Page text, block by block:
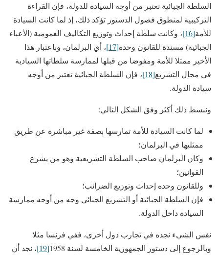
السلطة الجبائية تعتبر من أوجه السيادة للدولة، فإن القراءة
التركيبية لمنطوق فصول الدستور تؤكد ذلك، إذ لما كانت السيادة
للأمة[16]
، وكانت سلطة إحداث وتوزيع التكاليف العمومية (الأعباء
الجبائية) مسندة للقانون وحده[17]
، أي البرلمان، وباعتبار هذا
الأخير ممثلا للأمة ومفوضا من قبلها لممارسة سلطاتها السيادية
في مجال التشريع[18]
، فإن السلطة الجبائية تعتبر من أوجه
سيادة الدولة.
ونبسط ذلك أكثر وفق الشكل التالي:
لما كانت السيادة للأمة تمارسها بصفة غير مباشرة عن طريق
ممثليها في البرلمان؛
وكان البرلمان صاحب السلطة التشريعية وهو من يشرع
القوانين؛
وللقانون وحده إحداث وتوزيع الضرائب؛
فإن السلطة الجبائية أو التشريع الجبائي وجه من أوجه ممارسة
السيادة داخل الدولة.
نفس الشيء نجده في تجارب دول أخرى، ففي فرنسا مثلا
وبالرجوع إلى دستور الجمهورية الخامسة لسنة 1958
[19] ، نجد أن